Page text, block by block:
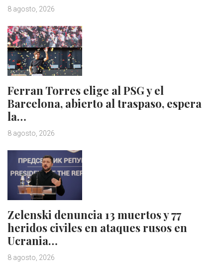
8 agosto, 2026
Ferran Torres elige al PSG y el
Barcelona, abierto al traspaso, espera
la…
8 agosto, 2026
Zelenski denuncia 13 muertos y 77
heridos civiles en ataques rusos en
Ucrania…
8 agosto, 2026